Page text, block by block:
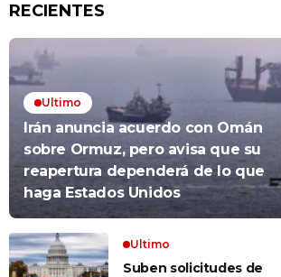
RECIENTES
Ultimo
Irán anuncia acuerdo con Omán
sobre Ormuz, pero avisa que su
reapertura dependerá de lo que
haga Estados Unidos
Ultimo
Suben solicitudes de